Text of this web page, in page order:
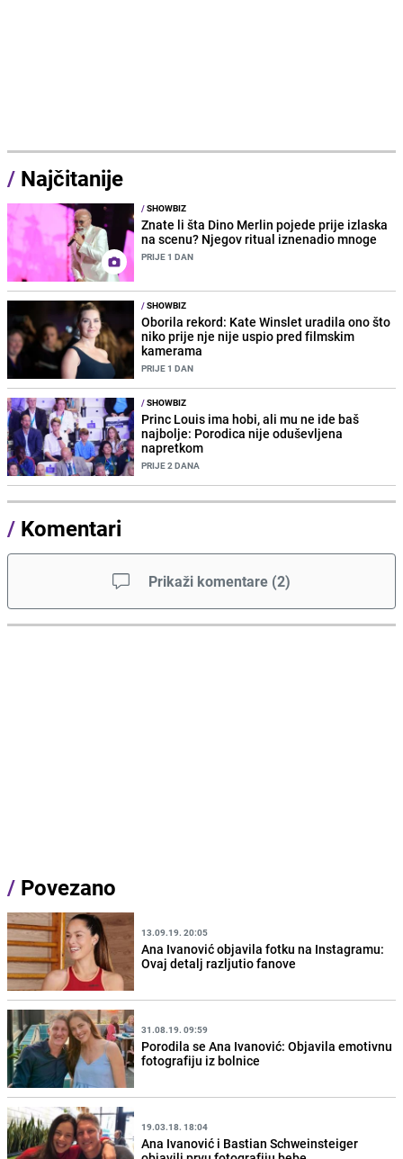
/ Najčitanije
/SHOWBIZ
Znate li šta Dino Merlin pojede prije izlaska
na scenu? Njegov ritual iznenadio mnoge
PRIJE 1 DAN
/SHOWBIZ
Oborila rekord: Kate Winslet uradila ono što
niko prije nje nije uspio pred filmskim
kamerama
PRIJE 1 DAN
/SHOWBIZ
Princ Louis ima hobi, ali mu ne ide baš
najbolje: Porodica nije oduševljena
napretkom
PRIJE 2 DANA
/ Komentari
Prikaži komentare (2)
/ Povezano
13.09.19. 20:05
Ana Ivanović objavila fotku na Instagramu:
Ovaj detalj razljutio fanove
31.08.19. 09:59
Porodila se Ana Ivanović: Objavila emotivnu
fotografiju iz bolnice
19.03.18. 18:04
Ana Ivanović i Bastian Schweinsteiger